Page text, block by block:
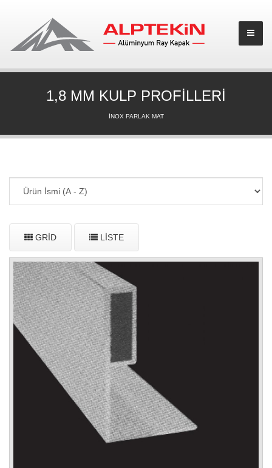
1,8 MM KULP PROFİLLERİ
İNOX PARLAK MAT
GRID LISTE